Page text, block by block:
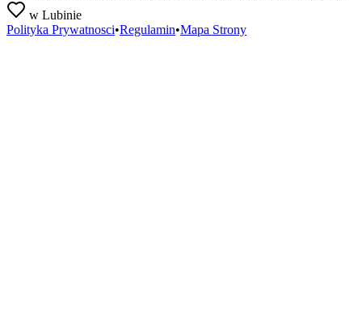
w Lubinie
Polityka Prywatnosci•Regulamin•Mapa Strony